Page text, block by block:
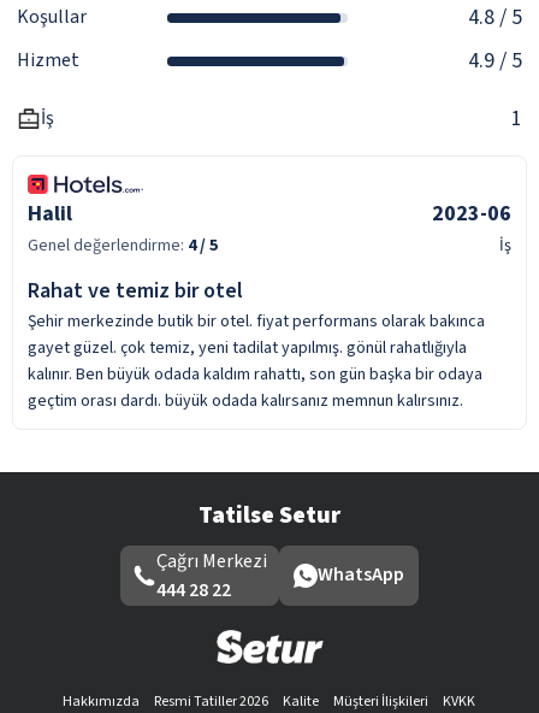
Koşullar 4.8/ 5
Hizmet 4.9/ 5
İş 1
Halil 2023-06
Genel değerlendirme: 4/ 5 İş
Rahat ve temiz bir otel
Şehir merkezinde butik bir otel. fiyat performans olarak bakınca
gayet güzel. çok temiz, yeni tadilat yapılmış. gönül rahatlığıyla
kalınır. Ben büyük odada kaldım rahattı, son gün başka bir odaya
geçtim orası dardı. büyük odada kalırsanız memnun kalırsınız.
Tatilse Setur
Çağrı Merkezi
444 28 22
WhatsApp
Hakkımızda Resmi Tatiller 2026 Kalite Müşteri İlişkileri
KVKK